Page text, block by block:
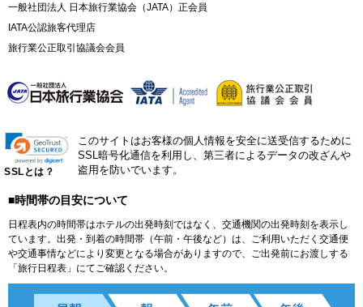
一般社団法人 日本旅行業協会（JATA）正会員
IATA公認旅客代理店
旅行業公正取引協議会会員
SSLとは？
このサイトはお客様の個人情報を安全に送受信するために
SSL暗号化通信を利用し、第三者によるデータの改ざんや
盗用を防いでいます。
■時間帯の目安について
日程表内の時間帯はホテルの出発時刻ではなく、交通機関の出発時刻を表示し
ています。出発・到着の時間帯（午前・午後など）は、ご利用いただく交通便
や交通事情などにより変更となる場合がありますので、ご出発前にお渡しする
「旅行日程表」にてご確認ください。